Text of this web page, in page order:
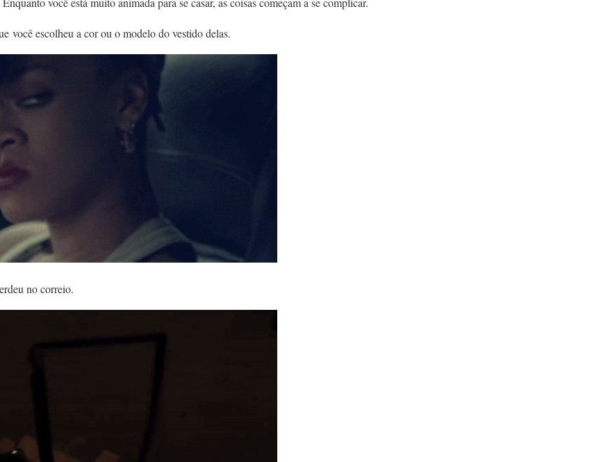
você escolheu a cor ou o modelo do vestido delas.
no correio.